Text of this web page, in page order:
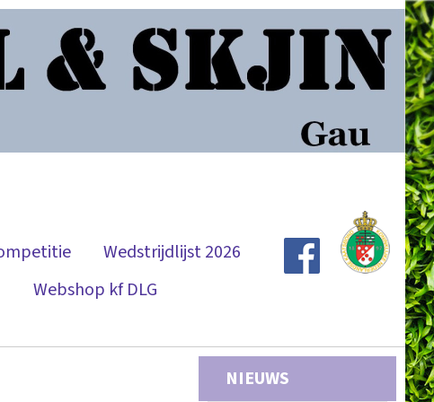
Wedstrijdlijst 2026
Webshop kf DLG
NIEUWS